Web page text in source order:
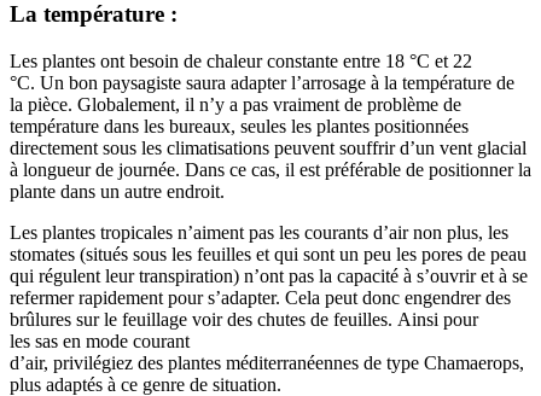
La température :
Les plantes ont besoin de chaleur constante entre 18 °C et 22
°C. Un bon paysagiste saura adapterl’arrosage à la température de
la pièce. Globalement, il n’y a pas vraiment de problème de
température dans les bureaux, seules les plantes positionnées
directement sous les climatisations peuvent souffrir d’un vent glacial
à longueur de journée. Dans ce cas, il est préférable de positionner la
plante dans un autre endroit.
Les plantes tropicales n’aiment pas les courants d’air non plus, les
stomates (situés sous les feuilles et qui sont un peu les pores de peau
qui régulent leur transpiration) n’ont pas la capacité à s’ouvrir et à se
refermer rapidement pour s’adapter. Cela peut donc engendrerdes
brûlures sur le feuillage voirdes chutes de feuilles. Ainsi pour
les sas en mode courant
d’air, privilégiez des plantes méditerranéennes de type Chamaerops,
plus adaptés à ce genre de situation.